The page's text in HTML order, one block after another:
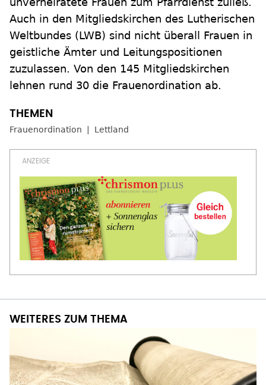
Auch in den Mitgliedskirchen des Lutherischen
Weltbundes (LWB) sind nicht überall Frauen in
geistliche Ämter und Leitungspositionen
zuzulassen. Von den 145 Mitgliedskirchen
lehnen rund 30 die Frauenordination ab.
Frauenordination Lettland
WEITERES ZUM THEMA